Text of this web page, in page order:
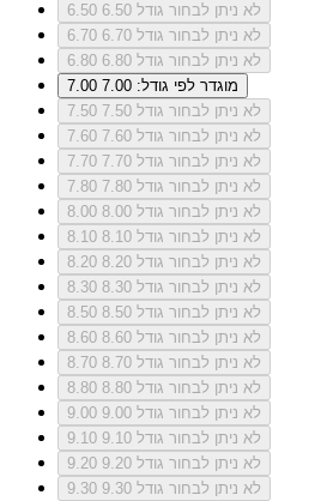
6.50
לא ניתן לבחור גודל 6.50
6.70
לא ניתן לבחור גודל 6.70
6.80
לא ניתן לבחור גודל 6.80
7.00
מוגדר לפי גודל: 7.00
7.50
לא ניתן לבחור גודל 7.50
7.60
לא ניתן לבחור גודל 7.60
7.70
לא ניתן לבחור גודל 7.70
7.80
לא ניתן לבחור גודל 7.80
8.00
לא ניתן לבחור גודל 8.00
8.10
לא ניתן לבחור גודל 8.10
8.20
לא ניתן לבחור גודל 8.20
8.30
לא ניתן לבחור גודל 8.30
8.50
לא ניתן לבחור גודל 8.50
8.60
לא ניתן לבחור גודל 8.60
8.70
לא ניתן לבחור גודל 8.70
8.80
לא ניתן לבחור גודל 8.80
9.00
לא ניתן לבחור גודל 9.00
9.10
לא ניתן לבחור גודל 9.10
9.20
לא ניתן לבחור גודל 9.20
9.30
לא ניתן לבחור גודל 9.30